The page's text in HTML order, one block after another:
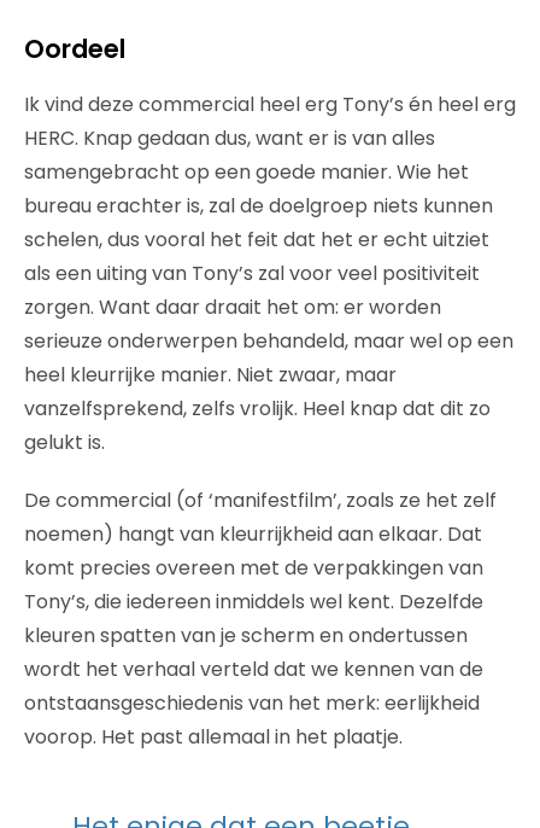
Oordeel
Ik vind deze commercial heel erg Tony’s én heel erg
HERC. Knap gedaan dus, want er is van alles
samengebracht op een goede manier. Wie het
bureau erachter is, zal de doelgroep niets kunnen
schelen, dus vooral het feit dat het er echt uitziet
als een uiting van Tony’s zal voor veel positiviteit
zorgen. Want daar draait het om: er worden
serieuze onderwerpen behandeld, maar wel op een
heel kleurrijke manier. Niet zwaar, maar
vanzelfsprekend, zelfs vrolijk. Heel knap dat dit zo
gelukt is.
De commercial (of ‘manifestfilm’, zoals ze het zelf
noemen) hangt van kleurrijkheid aan elkaar. Dat
komt precies overeen met de verpakkingen van
Tony’s, die iedereen inmiddels wel kent. Dezelfde
kleuren spatten van je scherm en ondertussen
wordt het verhaal verteld dat we kennen van de
ontstaansgeschiedenis van het merk: eerlijkheid
voorop. Het past allemaal in het plaatje.